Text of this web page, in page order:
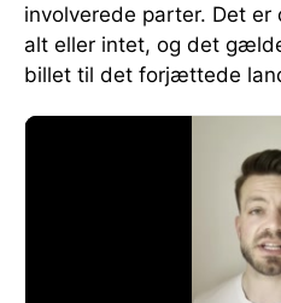
involverede parter. Det
alt eller intet, og det
billet til det forjættede